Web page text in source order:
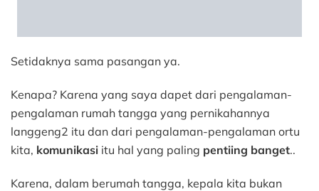
Setidaknya sama pasangan ya.
Kenapa? Karena yang saya dapet dari pengalaman-
pengalaman rumah tangga yang pernikahannya
langgeng2 itu dan dari pengalaman-pengalaman ortu
kita, komunikasi itu hal yang paling pentiing banget..
Karena, dalam berumah tangga, kepala kita bukan